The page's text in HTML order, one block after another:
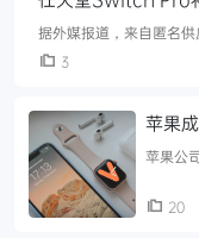
据外媒报道，来自匿名
2022年发布，而非预期
3
苹果
亿美元
苹果公
理能力
20